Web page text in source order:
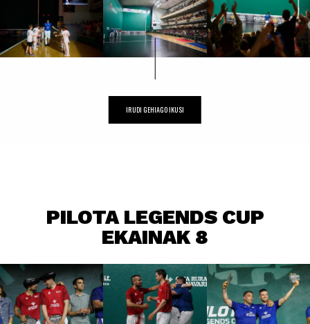
IRUDI GEHIAGO IKUSI
PILOTA LEGENDS CUP
EKAINAK 8